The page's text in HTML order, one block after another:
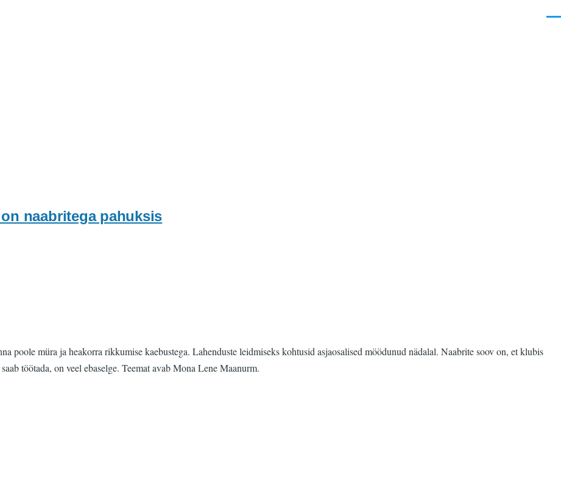
naabritega pahuksis
poole müra ja heakorra rikkumise kaebustega. Lahenduste leidmiseks kohtusid asjaosalised möödunud nädalal. Naabrite soov on, et klubis
töötada, on veel ebaselge. Teemat avab Mona Lene Maanurm.